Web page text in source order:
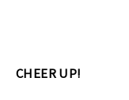
CHEER UP!